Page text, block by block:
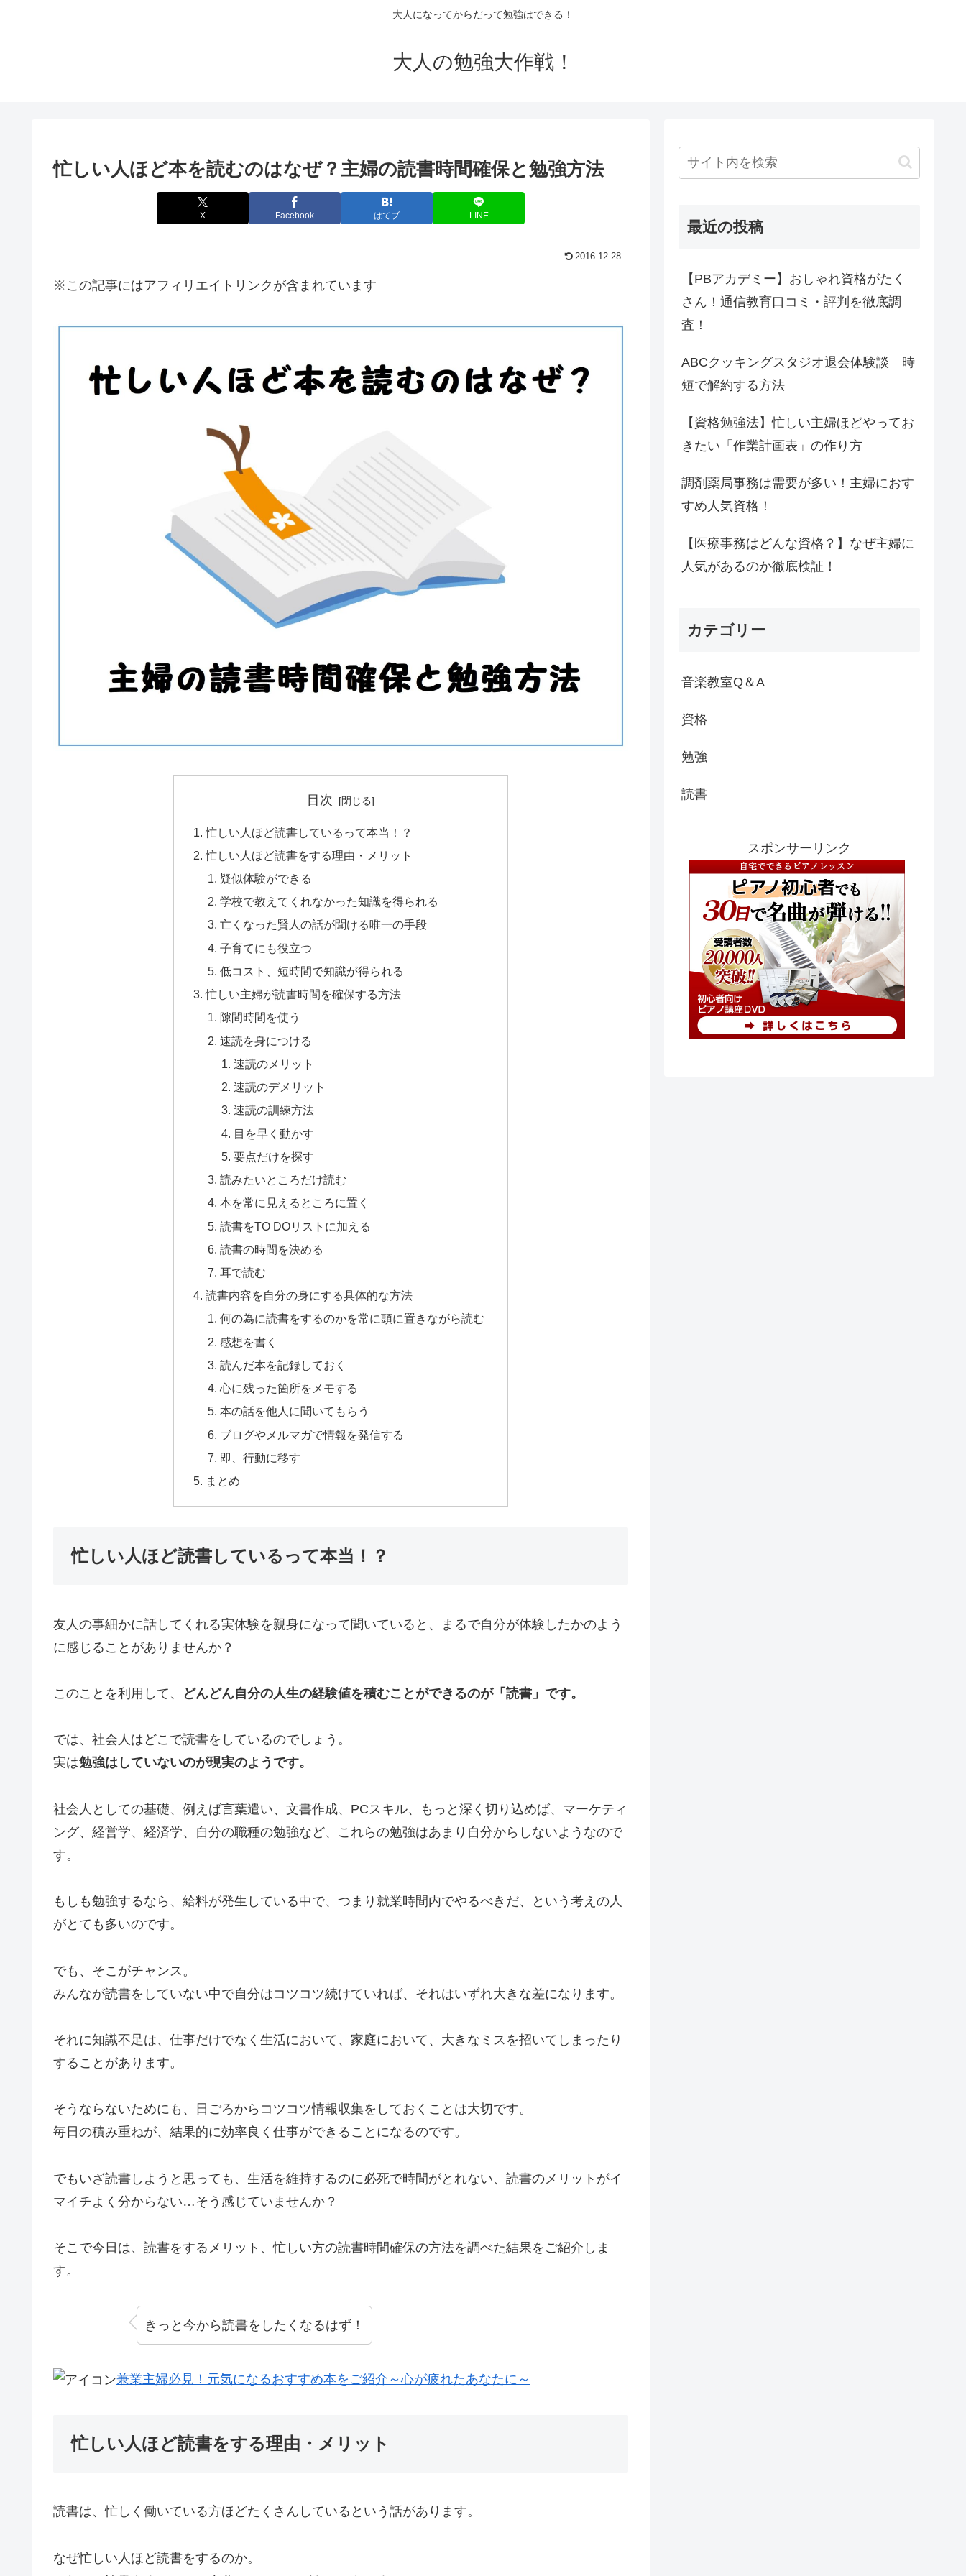
大人になってからだって勉強はできる！
大人の勉強大作戦！
忙しい人ほど本を読むのはなぜ？主婦の読書時間確保と勉強方法
X Facebook はてブ LINE
2016.12.28
※この記事にはアフィリエイトリンクが含まれています
目次
忙しい人ほど読書しているって本当！？
忙しい人ほど読書をする理由・メリット
疑似体験ができる
学校で教えてくれなかった知識を得られる
亡くなった賢人の話が聞ける唯一の手段
子育てにも役立つ
低コスト、短時間で知識が得られる
忙しい主婦が読書時間を確保する方法
隙間時間を使う
速読を身につける
速読のメリット
速読のデメリット
速読の訓練方法
目を早く動かす
要点だけを探す
読みたいところだけ読む
本を常に見えるところに置く
読書をTO DOリストに加える
読書の時間を決める
耳で読む
読書内容を自分の身にする具体的な方法
何の為に読書をするのかを常に頭に置きながら読む
感想を書く
読んだ本を記録しておく
心に残った箇所をメモする
本の話を他人に聞いてもらう
ブログやメルマガで情報を発信する
即、行動に移す
まとめ
忙しい人ほど読書しているって本当！？
友人の事細かに話してくれる実体験を親身になって聞いていると、まるで自分が体験したかのよう
に感じることがありませんか？
このことを利用して、 どんどん自分の人生の経験値を積むことができるのが「読書」です。
では、社会人はどこで読書をしているのでしょう。
実は勉強はしていないのが現実のようです。
社会人としての基礎、例えば言葉遣い、文書作成、PCスキル、もっと深く切り込めば、マーケティ
ング、経営学、経済学、自分の職種の勉強など、これらの勉強はあまり自分からしないようなので
す。
もしも勉強するなら、給料が発生している中で、つまり就業時間内でやるべきだ、という考えの人
がとても多いのです。
でも、そこがチャンス。
みんなが読書をしていない中で自分はコツコツ続けていれば、それはいずれ大きな差になります。
それに知識不足は、仕事だけでなく生活において、家庭において、大きなミスを招いてしまったり
することがあります。
そうならないためにも、日ごろからコツコツ情報収集をしておくことは大切です。
毎日の積み重ねが、結果的に効率良く仕事ができることになるのです。
でもいざ読書しようと思っても、生活を維持するのに必死で時間がとれない、読書のメリットがイ
マイチよく分からない…そう感じていませんか？
そこで今日は、読書をするメリット、忙しい方の読書時間確保の方法を調べた結果をご紹介しま
す。
きっと今から読書をしたくなるはず！
兼業主婦必見！元気になるおすすめ本をご紹介～心が疲れたあなたに～
忙しい人ほど読書をする理由・メリット
読書は、忙しく働いている方ほどたくさんしているという話があります。
なぜ忙しい人ほど読書をするのか。
最近の投稿
【PBアカデミー】おしゃれ資格がたく
さん！通信教育口コミ・評判を徹底調
査！
ABCクッキングスタジオ退会体験談 時
短で解約する方法
【資格勉強法】忙しい主婦ほどやってお
きたい「作業計画表」の作り方
調剤薬局事務は需要が多い！主婦におす
すめ人気資格！
【医療事務はどんな資格？】なぜ主婦に
人気があるのか徹底検証！
カテゴリー
音楽教室Q＆A
資格
勉強
読書
スポンサーリンク